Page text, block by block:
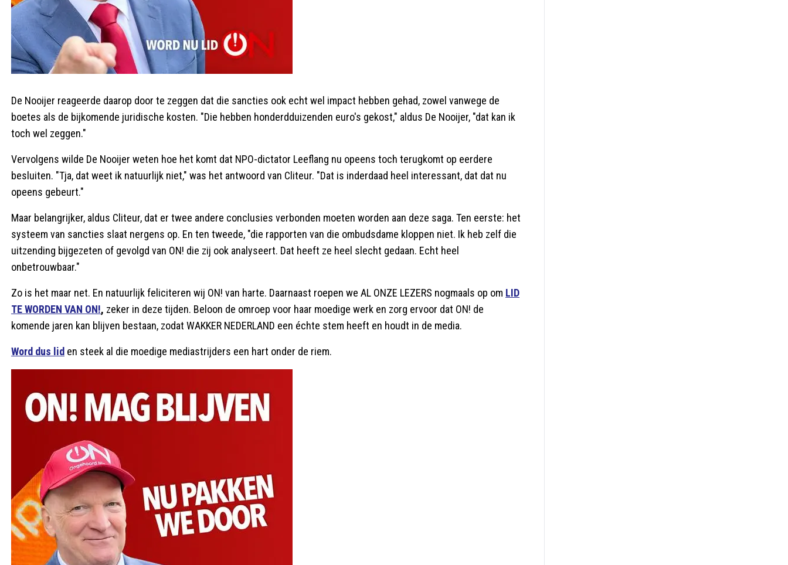
De Nooijer reageerde daarop door te zeggen dat die sancties ook echt wel impact hebben gehad, zowel vanwege de
boetes als de bijkomende juridische kosten. "Die hebben honderdduizenden euro's gekost," aldus De Nooijer, "dat kan ik
toch wel zeggen."
Vervolgens wilde De Nooijer weten hoe het komt dat NPO-dictator Leeflang nu opeens toch terugkomt op eerdere
besluiten. "Tja, dat weet ik natuurlijk niet," was het antwoord van Cliteur. "Dat is inderdaad heel interessant, dat dat nu
opeens gebeurt."
Maar belangrijker, aldus Cliteur, dat er twee andere conclusies verbonden moeten worden aan deze saga. Ten eerste: het
systeem van sancties slaat nergens op. En ten tweede, "die rapporten van die ombudsdame kloppen niet. Ik heb zelf die
uitzending bijgezeten of gevolgd van ON! die zij ook analyseert. Dat heeft ze heel slecht gedaan. Echt heel
onbetrouwbaar."
Zo is het maar net. En natuurlijk feliciteren wij ON! van harte. Daarnaast roepen we AL ONZE LEZERS nogmaals op om LID
TE WORDEN VAN ON!, zeker in deze tijden. Beloon de omroep voor haar moedige werk en zorg ervoor dat ON! de
komende jaren kan blijven bestaan, zodat WAKKER NEDERLAND een échte stem heeft en houdt in de media.
Word dus lid en steek al die moedige mediastrijders een hart onder de riem.